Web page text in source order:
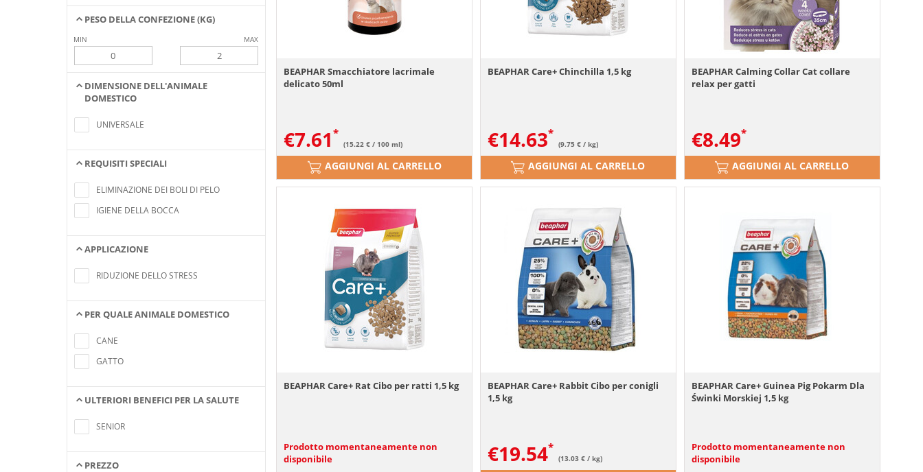
PESO DELLA CONFEZIONE (KG)
MIN MAX
DIMENSIONE DELL'ANIMALE
DOMESTICO
criteri di ricerca
UNIVERSALE
REQUISITI SPECIALI
criteri di ricerca
ELIMINAZIONE DEI BOLI DI PELO
IGIENE DELLA BOCCA
APPLICAZIONE
criteri di ricerca
RIDUZIONE DELLO STRESS
PER QUALE ANIMALE DOMESTICO
CANE
GATTO
ULTERIORI BENEFICI PER LA SALUTE
SENIOR
PREZZO
BEAPHAR Smacchiatore lacrimale
delicato 50ml
€7.61 (15.22 € / 100 ml)
AGGIUNGI AL CARRELLO
BEAPHAR Care+ Chinchilla 1,5 kg
€14.63 (9.75 € / kg)
AGGIUNGI AL CARRELLO
BEAPHAR Calming Collar Cat collare
relax per gatti
€8.49
AGGIUNGI AL CARRELLO
BEAPHAR Care+ Rat Cibo per ratti 1,5 kg
Prodotto momentaneamente non
disponibile
BEAPHAR Care+ Rabbit Cibo per conigli
1,5 kg
€19.54 (13.03 € / kg)
BEAPHAR Care+ Guinea Pig Pokarm Dla
Świnki Morskiej 1,5 kg
Prodotto momentaneamente non
disponibile